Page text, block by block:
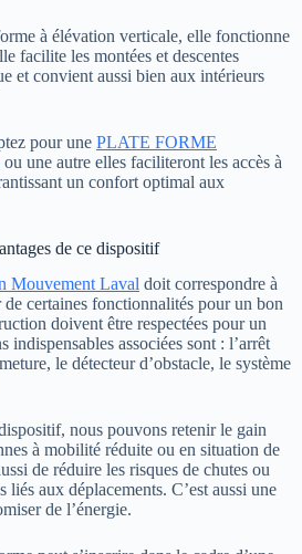
à élévation verticale, elle fonctionne
facilite les montées et descentes
et convient aussi bien aux intérieurs
pour une PLATE FORME
ou une autre elles faciliteront les accès à
un confort optimal aux
de ce dispositif
Mouvement Laval doit correspondre à
de certaines fonctionnalités pour un bon
doivent être respectées pour un
indispensables associées sont : l’arrêt
le détecteur d’obstacle, le système
nous pouvons retenir le gain
à mobilité réduite ou en situation de
de réduire les risques de chutes ou
liés aux déplacements. C’est aussi une
de l’énergie.